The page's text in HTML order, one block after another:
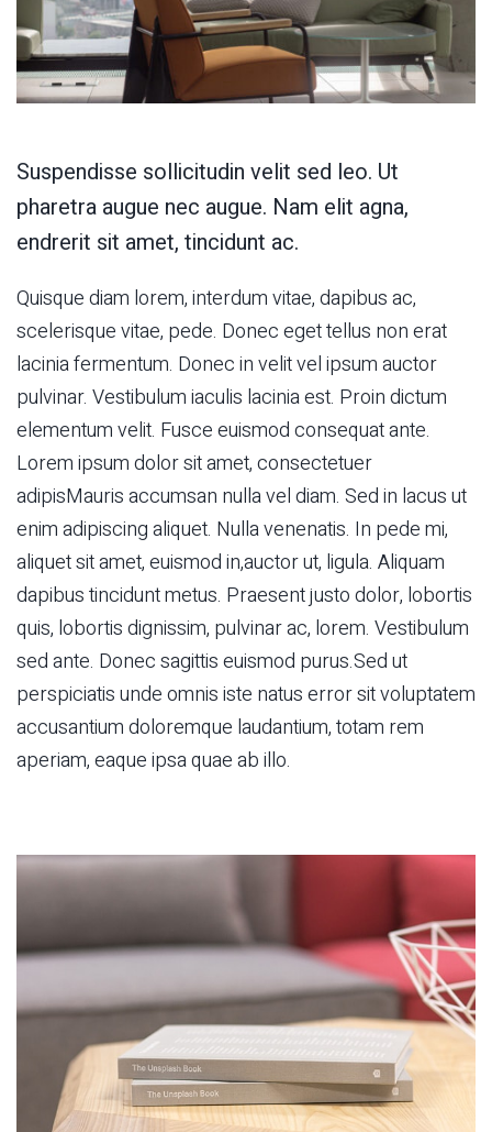
Suspendisse sollicitudin velit sed leo. Ut
pharetra augue nec augue. Nam elit agna,
endrerit sit amet, tincidunt ac.
Quisque diam lorem, interdum vitae, dapibus ac,
scelerisque vitae, pede. Donec eget tellus non erat
lacinia fermentum. Donec in velit vel ipsum auctor
pulvinar. Vestibulum iaculis lacinia est. Proin dictum
elementum velit. Fusce euismod consequat ante.
Lorem ipsum dolor sit amet, consectetuer
adipisMauris accumsan nulla vel diam. Sed in lacus ut
enim adipiscing aliquet. Nulla venenatis. In pede mi,
aliquet sit amet, euismod in,auctor ut, ligula. Aliquam
dapibus tincidunt metus. Praesent justo dolor, lobortis
quis, lobortis dignissim, pulvinar ac, lorem. Vestibulum
sed ante. Donec sagittis euismod purus.Sed ut
perspiciatis unde omnis iste natus error sit voluptatem
accusantium doloremque laudantium, totam rem
aperiam, eaque ipsa quae ab illo.